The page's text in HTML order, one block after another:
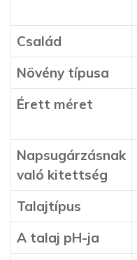
Család
Növény típusa
Érett méret
Napsugárzásnak
való kitettség
Talajtípus
A talaj pH-ja